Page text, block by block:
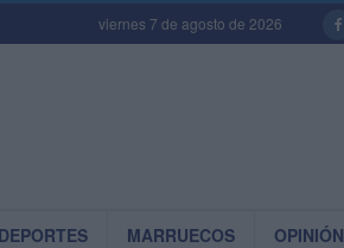
viernes 7 de agosto de 2026
DEPORTES MARRUECOS OPINIÓN